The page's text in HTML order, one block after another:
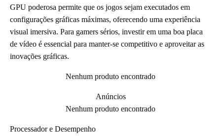
GPU poderosa permite que os jogos sejam executados em
configurações gráficas máximas, oferecendo uma experiência
visual imersiva. Para gamers sérios, investir em uma boa placa
de vídeo é essencial para manter-se competitivo e aproveitar as
inovações gráficas.
Nenhum produto encontrado
Anúncios
Nenhum produto encontrado
Processador e Desempenho